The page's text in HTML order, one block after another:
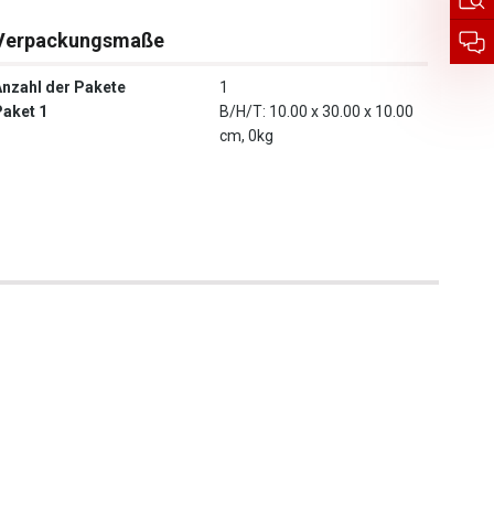
der Pakete
1
1
B/H/T: 10.00 x 30.00 x 10.00
cm, 0kg